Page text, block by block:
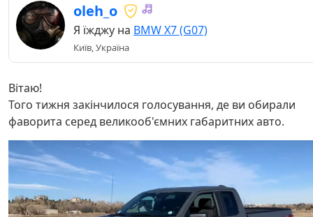
oleh_o
Я їжджу на BMW X7 (G07)
Київ, Україна
Вітаю!
Того тижня закінчилося голосування, де ви обирали
фаворита серед великооб'ємних габаритних авто.